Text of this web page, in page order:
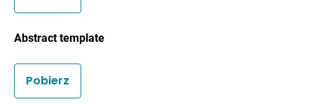
Abstract template
Pobierz